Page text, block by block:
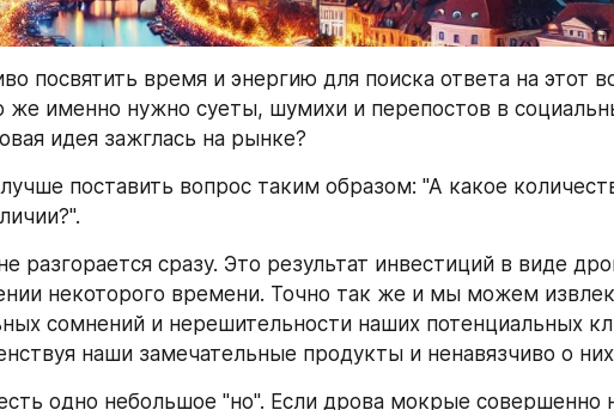
посвятить время и энергию для поиска ответа на этот
же именно нужно суеты, шумихи и перепостов в
идея зажглась на рынке?
поставить вопрос таким образом: "А какое
разгорается сразу. Это результат инвестиций в виде
некоторого времени. Точно так же и мы можем
сомнений и нерешительности наших потенциальных
наши замечательные продукты и ненавязчиво о
одно небольшое "но". Если дрова мокрые совершенно